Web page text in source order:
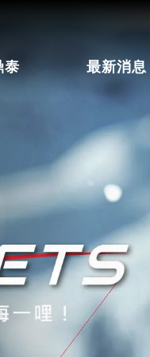
泰 最新消息